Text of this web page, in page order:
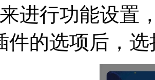
进行功能设置
件的选项后，